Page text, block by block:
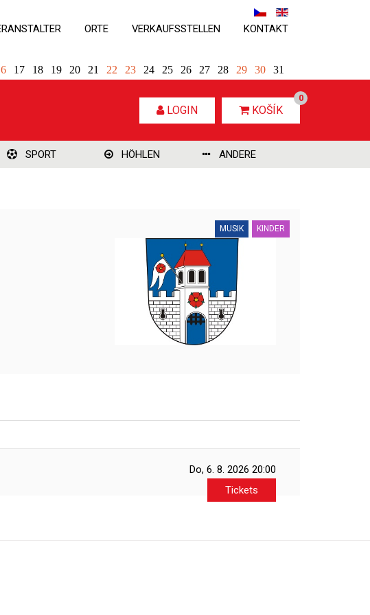
ORTE VERKAUFSSTELLEN KONTAKT
LOGIN KOŠÍK
0
17 18 19 20 21 22 23 24 25 26 27 28 29 30 31
SPORT HÖHLEN ANDERE
MUSIK KINDER
Do, 6. 8. 2026 20:00
Tickets